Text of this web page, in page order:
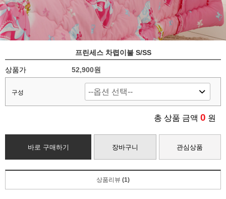
프린세스 차렵이불 S/SS
상품가 52,900원
구성
총 상품 금액 0 원
바로 구매하기 장바구니 관심상품
상품리뷰 (1)